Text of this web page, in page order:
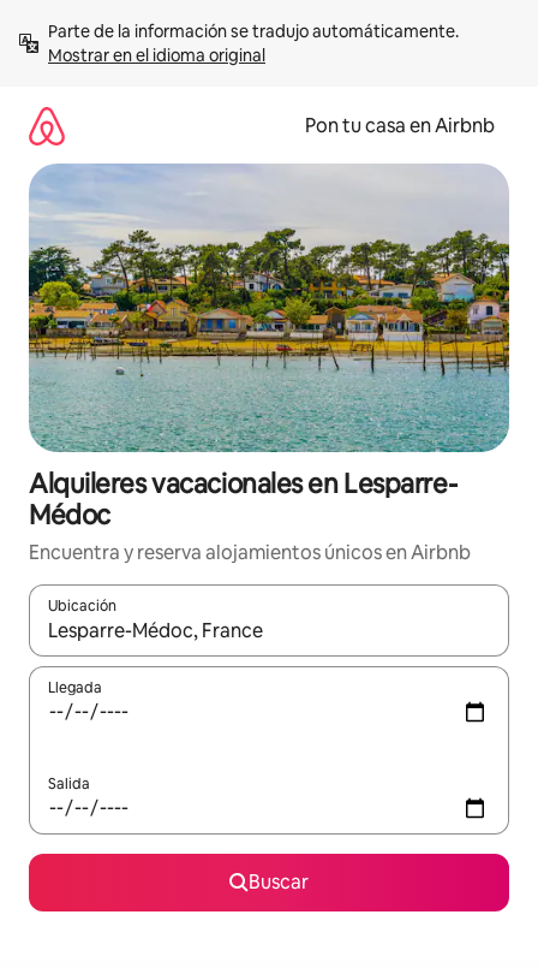
contenidoMostrar en el idioma original
Pon tu casa en Airbnb
Alquileres vacacionales en Lesparre-
Médoc
Encuentra y reserva alojamientos únicos en Airbnb
Ubicación
Cuando los resultados estén disponibles, navega con las
Llegada
Salida
Buscar